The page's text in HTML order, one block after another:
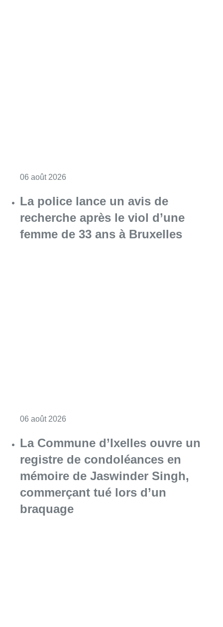
06 août 2026
La police lance un avis de
recherche après le viol d’une
femme de 33 ans à Bruxelles
06 août 2026
La Commune d’Ixelles ouvre un
registre de condoléances en
mémoire de Jaswinder Singh,
commerçant tué lors d’un
braquage